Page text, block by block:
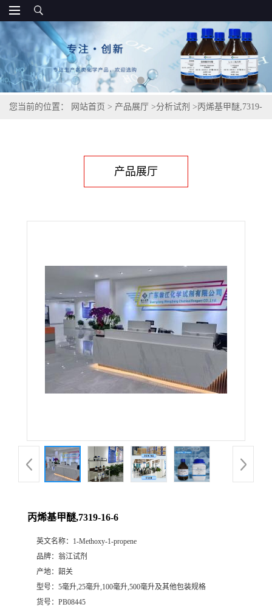
您当前的位置： 网站首页 > 产品展厅 >分析试剂 >丙烯基甲醚,7319-
产品展厅
丙烯基甲醚,7319-16-6
英文名称： 1-Methoxy-1-propene
品牌： 翁江试剂
产地： 韶关
型号： 5毫升,25毫升,100毫升,500毫升及其他包装规格
货号： PB08445